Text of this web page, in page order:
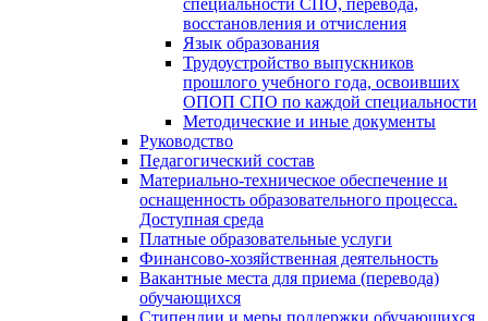
специальности СПО, перевода,
восстановления и отчисления
Язык образования
Трудоустройство выпускников
прошлого учебного года, освоивших
ОПОП СПО по каждой специальности
Методические и иные документы
Руководство
Педагогический состав
Материально-техническое обеспечение и
оснащенность образовательного процесса.
Доступная среда
Платные образовательные услуги
Финансово-хозяйственная деятельность
Вакантные места для приема (перевода)
обучающихся
Стипендии и меры поддержки обучающихся